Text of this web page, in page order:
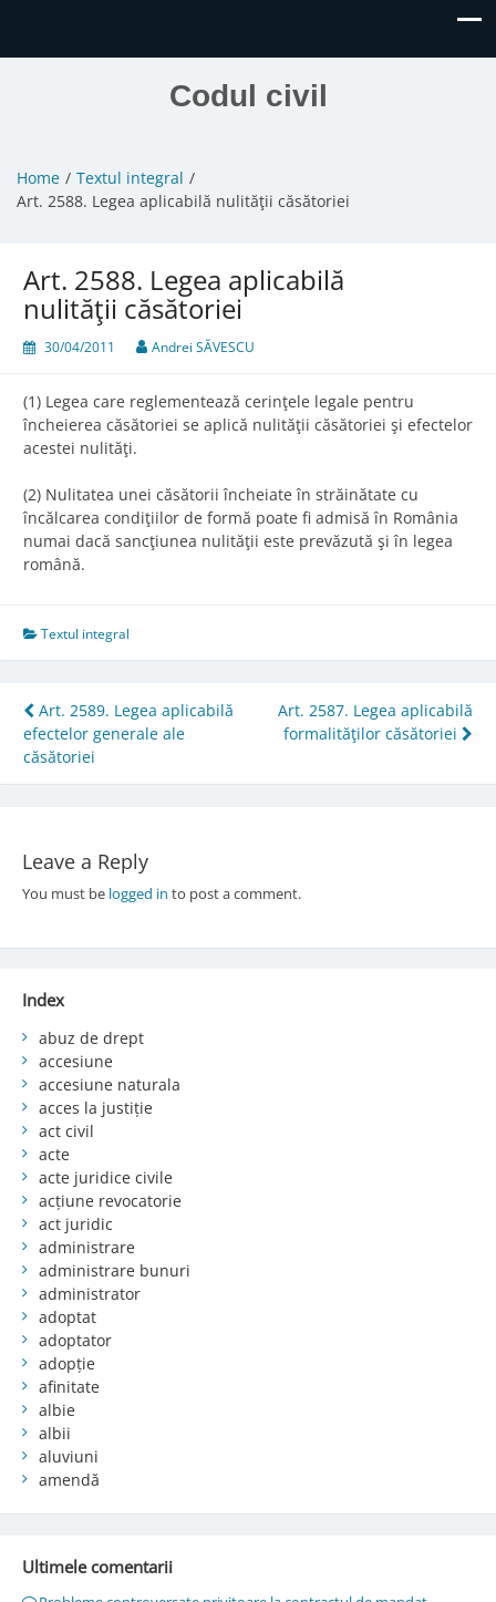
Codul civil
Home
Textul integral
Art. 2588. Legea aplicabilă nulităţii căsătoriei
Art. 2588. Legea aplicabilă
nulităţii căsătoriei
30/04/2011 Andrei SĂVESCU
(1) Legea care reglementează cerinţele legale pentru
încheierea căsătoriei se aplică nulităţii căsătoriei şi efectelor
acestei nulităţi.
(2) Nulitatea unei căsătorii încheiate în străinătate cu
încălcarea condiţiilor de formă poate fi admisă în România
numai dacă sancţiunea nulităţii este prevăzută şi în legea
română.
Textul integral
Post
navigation
Art. 2589. Legea aplicabilă
efectelor generale ale
căsătoriei
Art. 2587. Legea aplicabilă
formalităţilor căsătoriei
Leave a Reply
You must be logged in to post a comment.
Index
abuz de drept
accesiune
accesiune naturala
acces la justiție
act civil
acte
acte juridice civile
acțiune revocatorie
act juridic
administrare
administrare bunuri
administrator
adoptat
adoptator
adopție
afinitate
albie
albii
aluviuni
amendă
Ultimele comentarii